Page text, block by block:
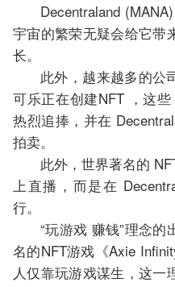
Decentraland
宇宙的繁荣无疑会给它带
长。
此外，越来越多的公
可乐正在创建NFT ，这
热烈追捧，并在
拍卖。
此外，世界著名的
上直播，而是在
行。
“玩游戏 赚钱”理念
名的NFT游戏《Axie
人仅靠玩游戏谋生，这一